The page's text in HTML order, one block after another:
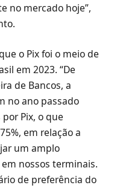
no mercado hoje”,
o Pix foi o meio de
em 2023. “De
de Bancos, a
no ano passado
Pix, o que
em relação a
um amplo
nossos terminais.
de preferência do